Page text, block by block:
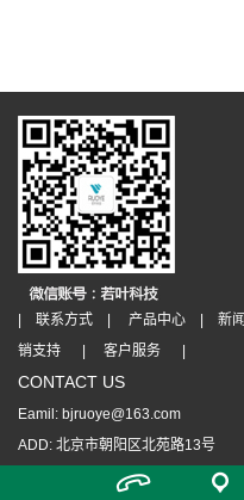
| 联系方式 | 产品中心 | 新
销支持 |
客户服务 |
CONTACT US
Eamil: bjruoye@163.com
ADD: 北京市朝阳区北苑路13号
版权所有 Copyright(C)2009-2026